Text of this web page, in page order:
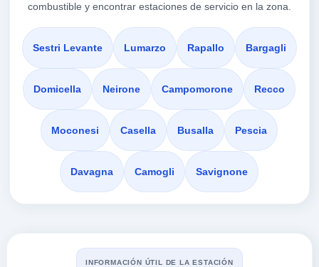
a 0.91 Km
Via Tanini Giulio 24 R
GENOVA,
16132
VER PRECIOS
servizio q8
a 1.05 Km
Via Aldo Manuzio 40h
GENOVA,
VER PRECIOS
Via A Manuzio 40h
combustible y encontrar estaciones de servicio en la zona.
Sestri Levante Lumarzo Rapallo Bargagli
Domicella Neirone Campomorone Recco
Moconesi Casella Busalla Pescia
Davagna Camogli Savignone
INFORMACIÓN ÚTIL DE LA ESTACIÓN